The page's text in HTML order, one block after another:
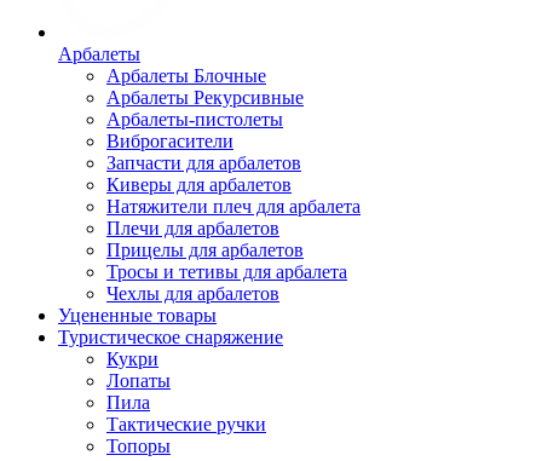
Арбалеты
Арбалеты Блочные
Арбалеты Рекурсивные
Арбалеты-пистолеты
Виброгасители
Запчасти для арбалетов
Киверы для арбалетов
Натяжители плеч для арбалета
Плечи для арбалетов
Прицелы для арбалетов
Тросы и тетивы для арбалета
Чехлы для арбалетов
Уцененные товары
Туристическое снаряжение
Кукри
Лопаты
Пила
Тактические ручки
Топоры